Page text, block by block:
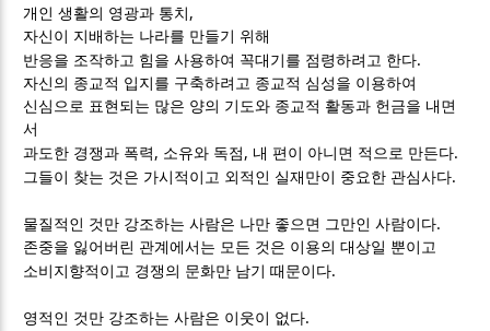
개인 생활의 영광과 통치 ,
자신이 지배하는 나라를 만들기 위해
반응을 조작하고 힘을 사용하여 꼭대기를 점령하려고 한다.
자신의 종교적 입지를 구축하려고 종교적 심성을 이용하여
신심으로 표현되는 많은 양의 기도와 종교적 활동과 헌금을 내면
서
과도한 경쟁과 폭력 , 소유와 독점 , 내 편이 아니면 적으로 만든다.
그들이 찾는 것은 가시적이고 외적인 실재만이 중요한 관심사다.
물질적인 것만 강조하는 사람은 나만 좋으면 그만인 사람이다.
존중을 잃어버린 관계에서는 모든 것은 이용의 대상일 뿐이고
소비지향적이고 경쟁의 문화만 남기 때문이다.
영적인 것만 강조하는 사람은 이웃이 없다.